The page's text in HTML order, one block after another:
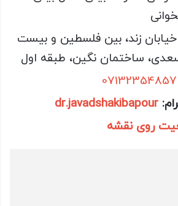
خیابان زند، بین فلسطین و بیست
ساختمان نگین، طبقه اول
07132354857
dr.javadshakibapour
روی نقشه